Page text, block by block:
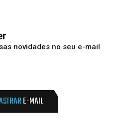
novidades no seu e-mail
E-MAIL